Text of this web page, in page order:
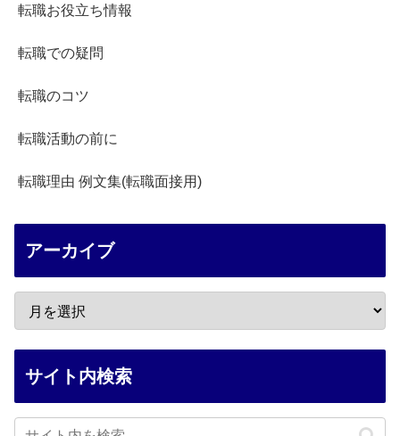
転職お役立ち情報
転職での疑問
転職のコツ
転職活動の前に
転職理由 例文集(転職面接用)
アーカイブ
サイト内検索